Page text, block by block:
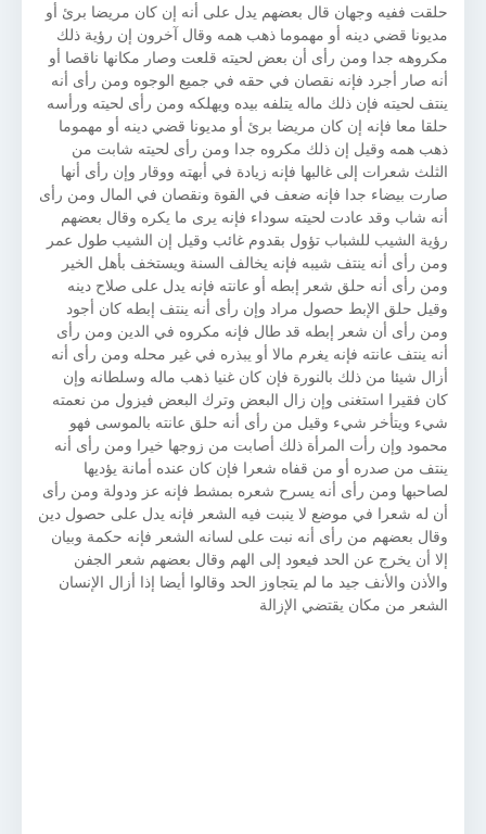
حلقت ففيه وجهان قال بعضهم يدل على أنه إن كان مريضا برئ أو
مديونا قضي دينه أو مهموما ذهب همه وقال آخرون إن رؤية ذلك
مكروهه جدا ومن رأى أن بعض لحيته قلعت وصار مكانها ناقصا أو
أنه صار أجرد فإنه نقصان في حقه في جميع الوجوه ومن رأى أنه
ينتف لحيته فإن ذلك ماله يتلفه بيده ويهلكه ومن رأى لحيته ورأسه
حلقا معا فإنه إن كان مريضا برئ أو مديونا قضي دينه أو مهموما
ذهب همه وقيل إن ذلك مكروه جدا ومن رأى لحيته شابت من
الثلث شعرات إلى غالبها فإنه زيادة في أبهته ووقار وإن رأى أنها
صارت بيضاء جدا فإنه ضعف في القوة ونقصان في المال ومن رأى
أنه شاب وقد عادت لحيته سوداء فإنه يرى ما يكره وقال بعضهم
رؤية الشيب للشباب تؤول بقدوم غائب وقيل إن الشيب طول عمر
ومن رأى أنه ينتف شيبه فإنه يخالف السنة ويستخف بأهل الخير
ومن رأى أنه حلق شعر إبطه أو عانته فإنه يدل على صلاح دينه
وقيل حلق الإبط حصول مراد وإن رأى أنه ينتف إبطه كان أجود
ومن رأى أن شعر إبطه قد طال فإنه مكروه في الدين ومن رأى
أنه ينتف عانته فإنه يغرم مالا أو يبذره في غير محله ومن رأى أنه
أزال شيئا من ذلك بالنورة فإن كان غنيا ذهب ماله وسلطانه وإن
كان فقيرا استغنى وإن زال البعض وترك البعض فيزول من نعمته
شيء ويتأخر شيء وقيل من رأى أنه حلق عانته بالموسى فهو
محمود وإن رأت المرأة ذلك أصابت من زوجها خيرا ومن رأى أنه
ينتف من صدره أو من قفاه شعرا فإن كان عنده أمانة يؤديها
لصاحبها ومن رأى أنه يسرح شعره بمشط فإنه عز ودولة ومن رأى
أن له شعرا في موضع لا ينبت فيه الشعر فإنه يدل على حصول دين
وقال بعضهم من رأى أنه نبت على لسانه الشعر فإنه حكمة وبيان
إلا أن يخرج عن الحد فيعود إلى الهم وقال بعضهم شعر الجفن
والأذن والأنف جيد ما لم يتجاوز الحد وقالوا أيضا إذا أزال الإنسان
الشعر من مكان يقتضي الإزالة